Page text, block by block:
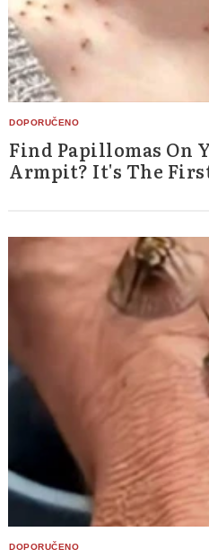
Find Papillomas On
Armpit? It's The